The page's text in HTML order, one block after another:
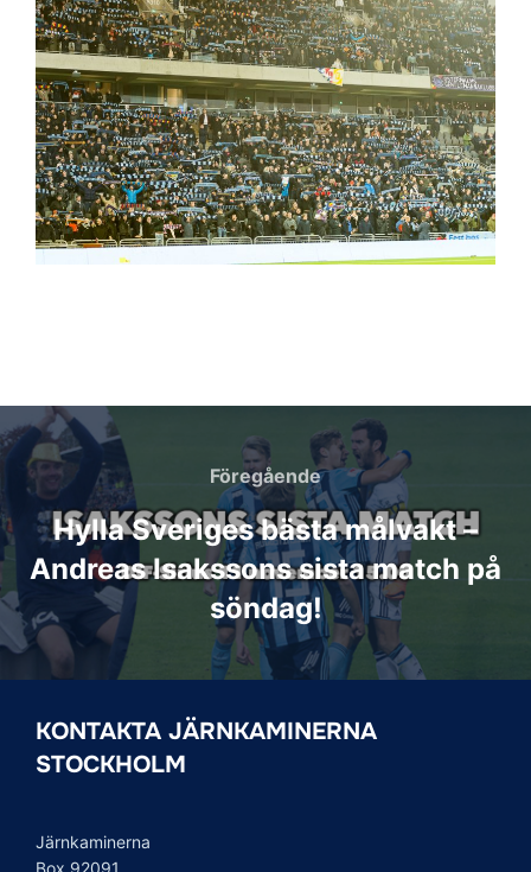
Inläggsnavigering
Föregående
Föregående
Hylla Sveriges bästa målvakt –
Andreas Isakssons sista match på
söndag!
KONTAKTA JÄRNKAMINERNA
STOCKHOLM
Järnkaminerna